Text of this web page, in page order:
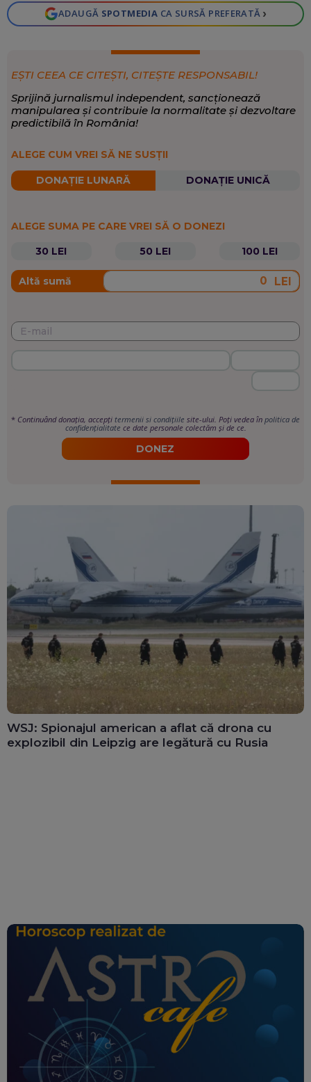
ADAUGĂ SPOTMEDIA CA SURSĂ PREFERATĂ ›
EȘTI CEEA CE CITEȘTI, CITEȘTE RESPONSABIL!
Sprijină jurnalismul independent, sancționează
manipularea și contribuie la normalitate și dezvoltare
predictibilă în România!
ALEGE CUM VREI SĂ NE SUSȚII
DONAȚIE LUNARĂ DONAȚIE UNICĂ
ALEGE SUMA PE CARE VREI SĂ O DONEZI
30 LEI
50 LEI 100 LEI
Altă sumă LEI
* Continuând donația, accepți termenii si condițiile site-ului. Poți vedea în politica de
confidențialitate ce date personale colectăm și de ce.
DONEZ
WSJ: Spionajul american a aflat că drona cu
explozibil din Leipzig are legătură cu Rusia